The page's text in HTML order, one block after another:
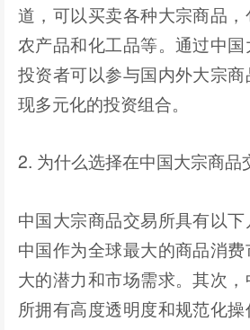
道，可以买卖各种大宗商品，
农产品和化工品等。通过中国
投资者可以参与国内外大宗
现多元化的投资组合。
2. 为什么选择在中国大宗商品
中国大宗商品交易所具有以下
中国作为全球最大的商品消
大的潜力和市场需求。其次
所拥有高度透明度和规范化